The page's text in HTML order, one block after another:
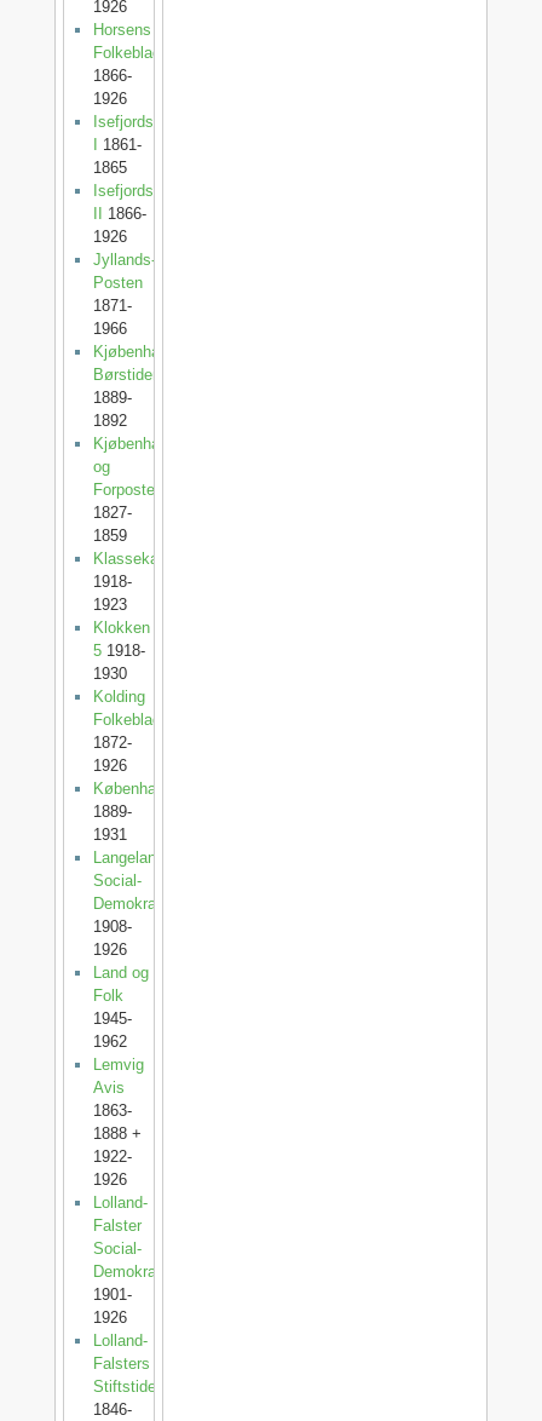
1926
Horsens
Folkeblad
1866-
1926
Isefjordsposten
1861-
1865
Isefjordsposten
1866-
1926
Jyllands-
Posten
1871-
1966
Kjøbenhavns
Børstidende
1889-
1892
Kjøbenhavnsposten
og
Forposten
1827-
1859
Klassekampen
1918-
1923
Klokken
51918-
1930
Kolding
Folkeblad
1872-
1926
København
1889-
1931
Langelands
Social-
Demokrat
1908-
1926
Land og
Folk
1945-
1962
Lemvig
Avis
1863-
1888 +
1922-
1926
Lolland-
Falster
Social-
Demokrat
1901-
1926
Lolland-
Falsters
Stiftstidende
1846-